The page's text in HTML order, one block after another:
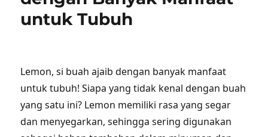
untuk Tubuh
Lemon, si buah ajaib dengan banyak manfaat
untuk tubuh! Siapa yang tidak kenal dengan buah
yang satu ini? Lemon memiliki rasa yang segar
dan menyegarkan, sehingga sering digunakan